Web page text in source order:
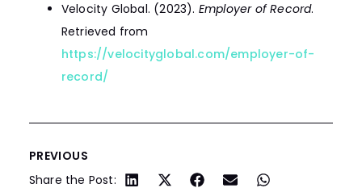
Velocity Global. (2023). Employer of Record.
Retrieved from
https://velocityglobal.com/employer-of-
record/
PREVIOUS
Share the Post: